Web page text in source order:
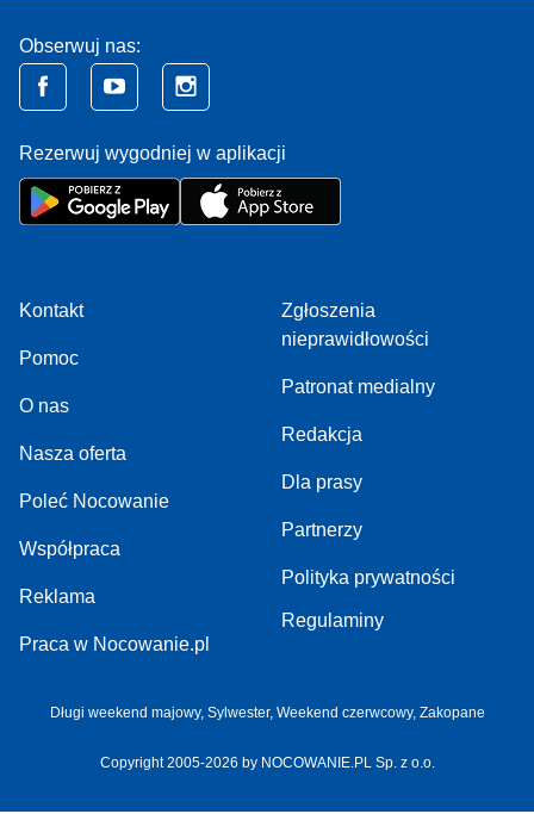
Obserwuj nas:
Rezerwuj wygodniej w aplikacji
Kontakt
Pomoc
O nas
Nasza oferta
Poleć Nocowanie
Współpraca
Reklama
Praca w Nocowanie.pl
Zgłoszenia
nieprawidłowości
Patronat medialny
Redakcja
Dla prasy
Partnerzy
Polityka prywatności
Regulaminy
Długi weekend majowy, Sylwester, Weekend czerwcowy, Zakopane
Copyright 2005-2026 by NOCOWANIE.PL Sp. z o.o.